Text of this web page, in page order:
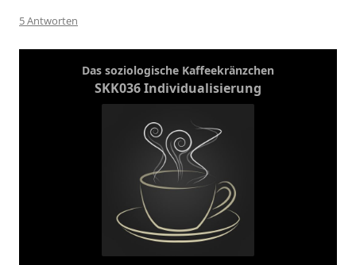
5 Antworten